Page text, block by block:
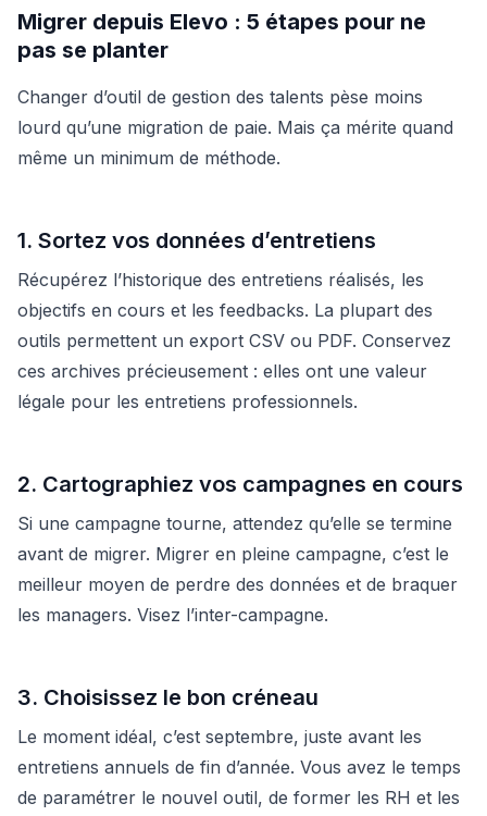
Migrer depuis Elevo : 5 étapes pour ne
pas se planter
Changer d’outil de gestion des talents pèse moins
lourd qu’une migration de paie. Mais ça mérite quand
même un minimum de méthode.
1. Sortez vos données d’entretiens
Récupérez l’historique des entretiens réalisés, les
objectifs en cours et les feedbacks. La plupart des
outils permettent un export CSV ou PDF. Conservez
ces archives précieusement : elles ont une valeur
légale pour les entretiens professionnels.
2. Cartographiez vos campagnes en cours
Si une campagne tourne, attendez qu’elle se termine
avant de migrer. Migrer en pleine campagne, c’est le
meilleur moyen de perdre des données et de braquer
les managers. Visez l’inter-campagne.
3. Choisissez le bon créneau
Le moment idéal, c’est septembre, juste avant les
entretiens annuels de fin d’année. Vous avez le temps
de paramétrer le nouvel outil, de former les RH et les